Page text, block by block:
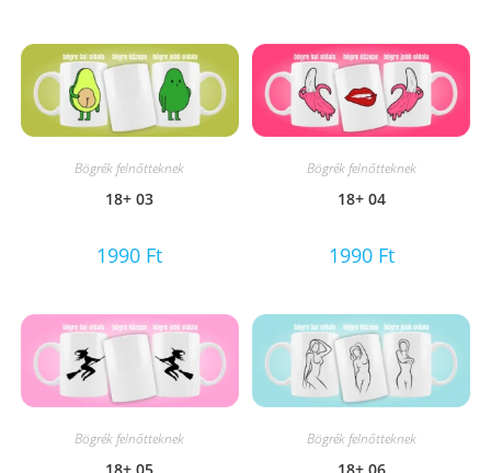
Bögrék felnőtteknek
18+ 03
1990 Ft
Bögrék felnőtteknek
18+ 04
1990 Ft
Bögrék felnőtteknek Bögrék felnőtteknek